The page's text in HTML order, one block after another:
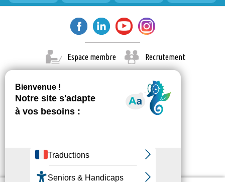
Espace membre Recrutement